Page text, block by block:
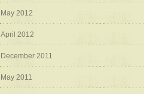
May 2012
April 2012
December 2011
May 2011